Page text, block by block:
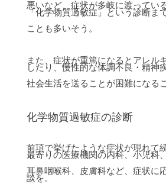
悪いなど、症状が多岐に渡ってい
「化学物質過敏症」という診断ま
ことも多いそう。
また、症状が重篤になるとアレル
したり、慢性的な体調不良・精神
社会生活を送ることが困難になる
化学物質過敏症の診断
前項で挙げたような症状が現れて
最寄りの医療機関の内科、小児科
耳鼻咽喉科、皮膚科など、症状に
談を。